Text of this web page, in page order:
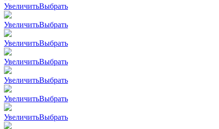
УвеличитьВыбрать
УвеличитьВыбрать
УвеличитьВыбрать
УвеличитьВыбрать
УвеличитьВыбрать
УвеличитьВыбрать
УвеличитьВыбрать